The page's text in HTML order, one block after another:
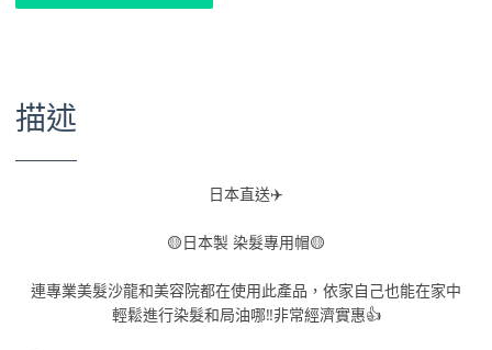
描述
日本直送✈️
🟡日本製 染髮專用帽🟡
連專業美髮沙龍和美容院都在使用此產品，依家自己也能在家中
輕鬆進行染髮和局油哪‼️非常經濟實惠👍